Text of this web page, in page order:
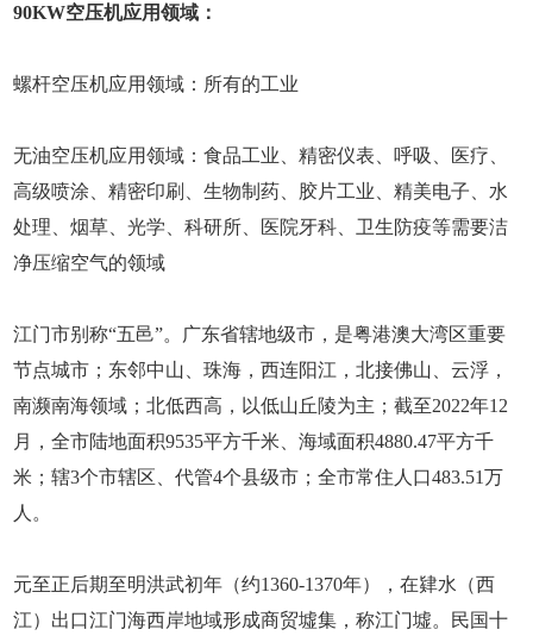
90KW空压机应用领域：
螺杆空压机应用领域：所有的工业
无油空压机应用领域：食品工业、精密仪表、呼吸、医疗、
高级喷涂、精密印刷、生物制药、胶片工业、精美电子、水
处理、烟草、光学、科研所、医院牙科、卫生防疫等需要洁
净压缩空气的领域
江门市别称“五邑”。广东省辖地级市，是粤港澳大湾区重要
节点城市；东邻中山、珠海，西连阳江，北接佛山、云浮，
南濒南海领域；北低西高，以低山丘陵为主；截至2022年12
月，全市陆地面积9535平方千米、海域面积4880.47平方千
米；辖3个市辖区、代管4个县级市；全市常住人口483.51万
人。
元至正后期至明洪武初年（约1360-1370年），在肄水（西
江）出口江门海西岸地域形成商贸墟集，称江门墟。民国十